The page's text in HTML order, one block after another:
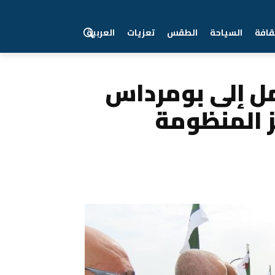
السياحة الطقس تعزيات العربية
إلى بومرداس
المنظومة